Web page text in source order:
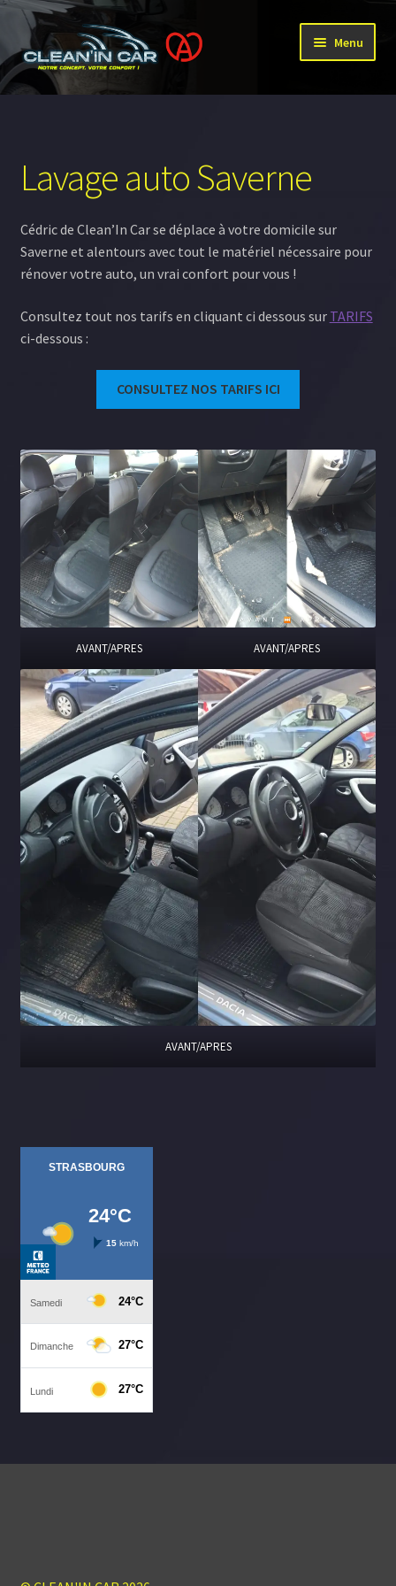
Aller
à
la
navigation
Aller
au
contenu
Menu
Accueil
Professionnel
enfant
Notre travail
Qui sommes nous ?
menu
Lavage auto Saverne
Cédric de Clean’In Car se déplace à votre domicile sur
Saverne et alentours avec tout le matériel nécessaire pour
rénover votre auto, un vrai confort pour vous !
Consultez tout nos tarifs en cliquant ci dessous sur TARIFS
ci-dessous :
CONSULTEZ NOS TARIFS ICI
AVANT/APRES AVANT/APRES
AVANT/APRES